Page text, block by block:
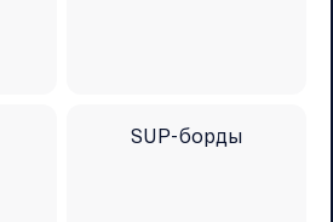
SUP-борды